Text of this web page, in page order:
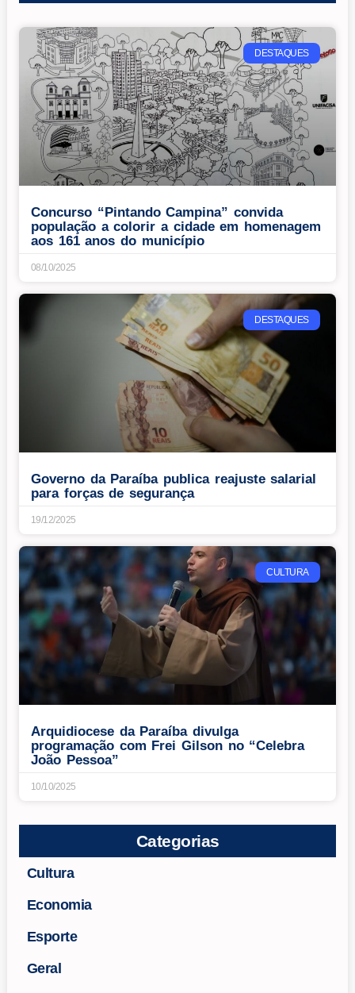
DESTAQUES
Concurso “Pintando Campina” convida
população a colorir a cidade em homenagem
aos 161 anos do município
08/10/2025
DESTAQUES
Governo da Paraíba publica reajuste salarial
para forças de segurança
19/12/2025
CULTURA
Arquidiocese da Paraíba divulga
programação com Frei Gilson no “Celebra
João Pessoa”
10/10/2025
Categorias
Cultura
Economia
Esporte
Geral